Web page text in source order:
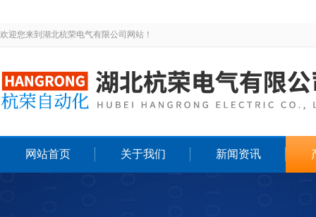
欢迎您来到湖北杭荣电气有限公司网站！
网站首页 关于我们 新闻资讯